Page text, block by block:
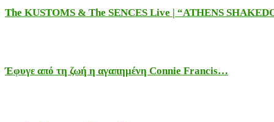
The KUSTOMS & The SENCES Live | “ATHENS
Έφυγε από τη ζωή η αγαπημένη Connie Francis…